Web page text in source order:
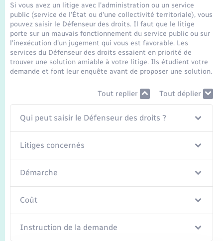
Seniors
Transports
Voirie et espace public
Si vous avez un litige avec l'administration ou un service
public (service de l’État ou d'une collectivité territoriale), vous
pouvez saisir le Défenseur des droits. Il faut que le litige
porte sur un mauvais fonctionnement du service public ou sur
l'inexécution d'un jugement qui vous est favorable. Les
services du Défenseur des droits essaient en priorité de
trouver une solution amiable à votre litige. Ils étudient votre
demande et font leur enquête avant de proposer une solution.
Tout replier Tout déplier
Qui peut saisir le Défenseur des droits ?
Litiges concernés
Démarche
Coût
Instruction de la demande